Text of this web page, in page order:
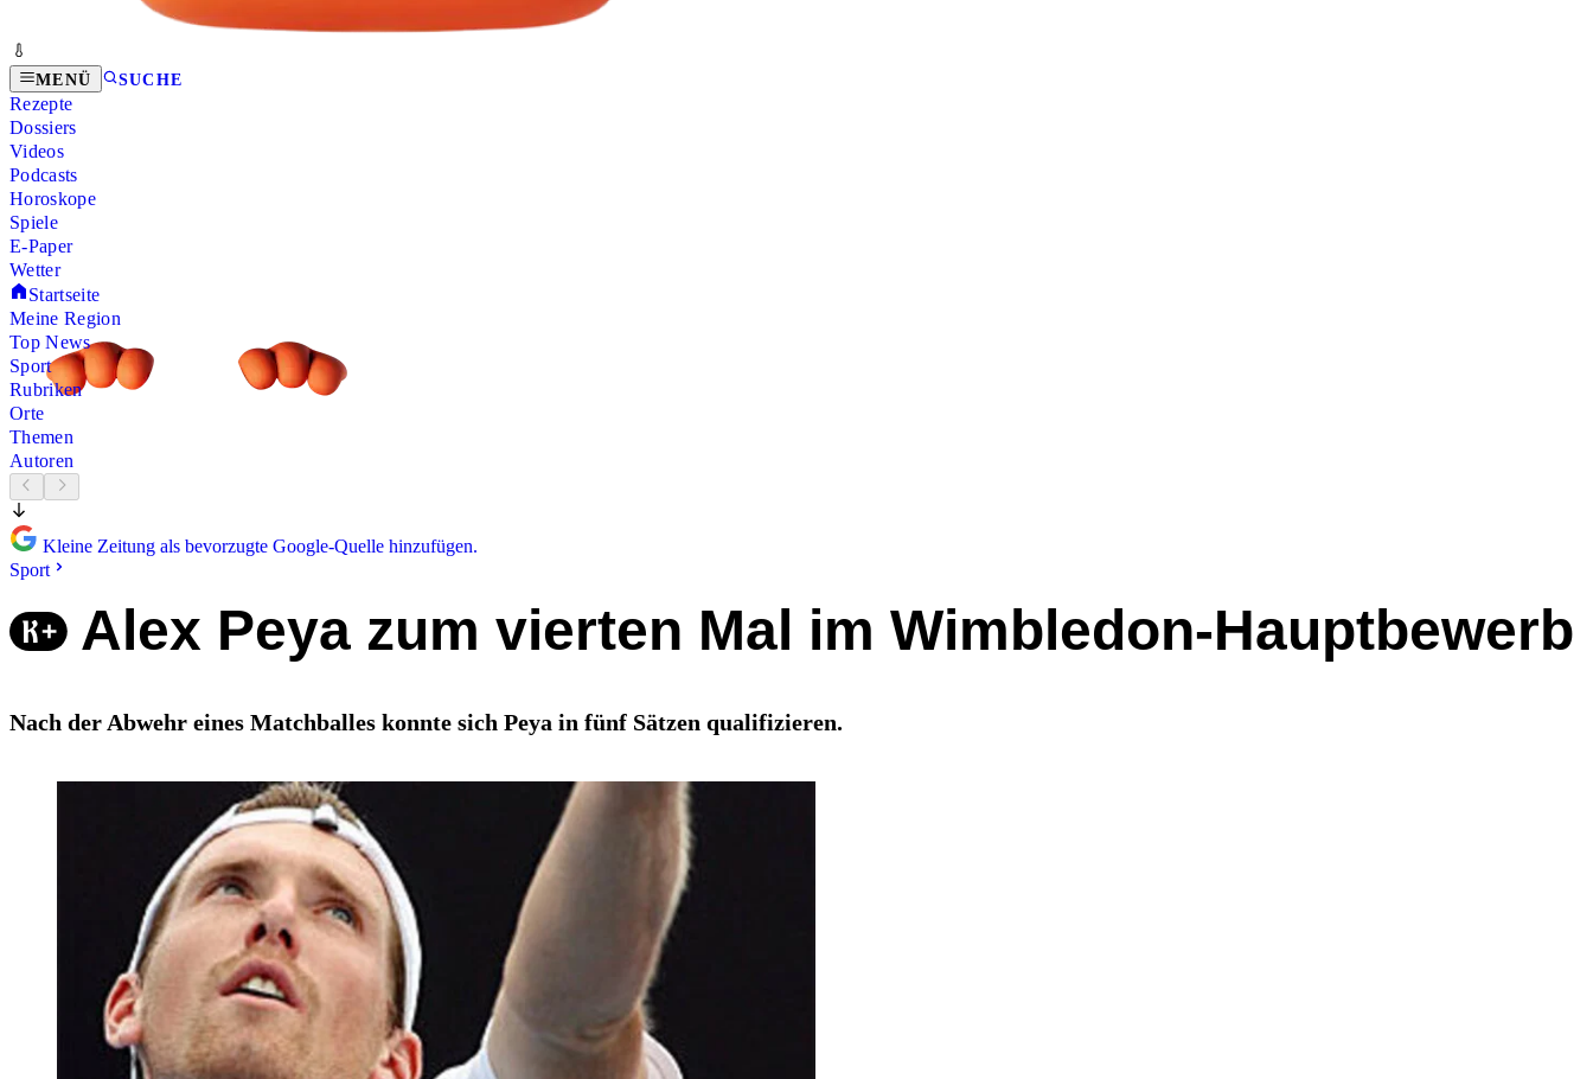
MENÜ SUCHE
Rezepte
Dossiers
Videos
Podcasts
Horoskope
Spiele
E-Paper
Wetter
Startseite
Meine Region
Top News
Sport
Rubriken
Orte
Themen
Autoren
Kleine Zeitung als bevorzugte Google-Quelle hinzufügen.
Sport
Alex Peya zum vierten Mal im Wimbledon-Hauptbewerb
Nach der Abwehr eines Matchballes konnte sich Peya in fünf Sätzen qualifizieren.